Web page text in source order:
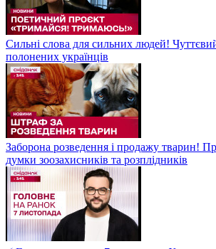
Сильні слова для сильних людей!
полонених українців
Заборона розведення і продажу тварин!
думки зоозахисників та розплідників